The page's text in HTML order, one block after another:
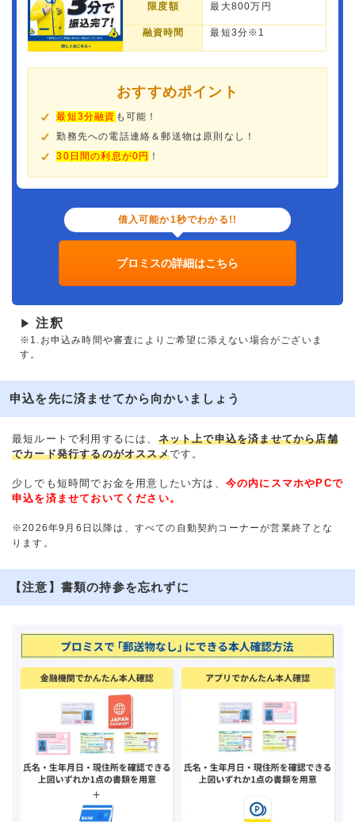
限度額 最大800万円
融資時間 最短3分※1
おすすめポイント
最短3分融資 も可能！
勤務先への電話連絡＆郵送物は原則なし！
30日間の利息が0円 ！
借入可能か1秒でわかる!!
プロミスの詳細はこちら
▶ 注釈
※1.お申込み時間や審査によりご希望に添えない場合がございま
す。
申込を先に済ませてから向かいましょう
最短ルートで利用するには、 ネット上で申込を済ませてから店舗
でカード発行するのがオススメです。
少しでも短時間でお金を用意したい方は、 今の内にスマホやPCで
申込を済ませておいてください。
※2026年9月6日以降は、すべての自動契約コーナーが営業終了とな
ります。
【注意】書類の持参を忘れずに